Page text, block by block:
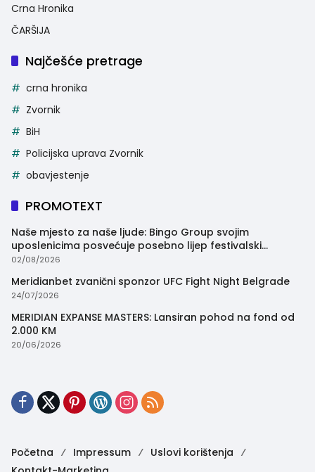
Crna Hronika
ČARŠIJA
Najčešće pretrage
crna hronika
Zvornik
BiH
Policijska uprava Zvornik
obavjestenje
PROMOTEXT
Naše mjesto za naše ljude: Bingo Group svojim
uposlenicima posvećuje posebno lijep festivalski
trenutak
02/08/2026
Meridianbet zvanični sponzor UFC Fight Night Belgrade
24/07/2026
MERIDIAN EXPANSE MASTERS: Lansiran pohod na fond od
2.000 KM
20/06/2026
Početna Impressum
Uslovi korištenja